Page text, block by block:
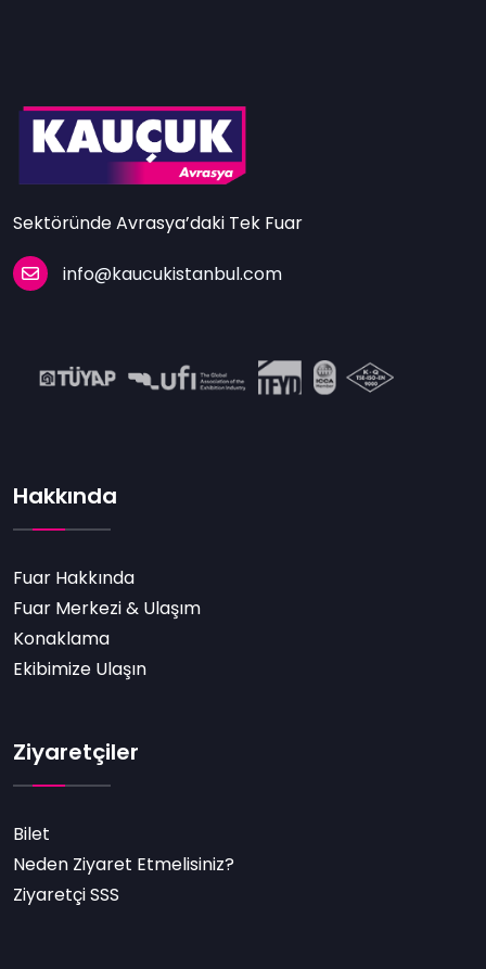
Sektöründe Avrasya’daki Tek Fuar
info@kaucukistanbul.com
Hakkında
Fuar Hakkında
Fuar Merkezi & Ulaşım
Konaklama
Ekibimize Ulaşın
Ziyaretçiler
Bilet
Neden Ziyaret Etmelisiniz?
Ziyaretçi SSS